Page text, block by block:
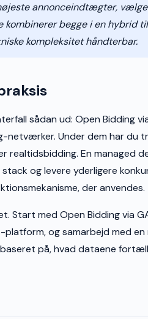
annonceindtægter,
begge i en hybrid
kompleksitet håndterbar.
sådan ud: Open Bidding
netværker. Under dem har du
En managed
og levere yderligere
der anvendes.
Start med Open Bidding via
og samarbejd med
på, hvad dataene